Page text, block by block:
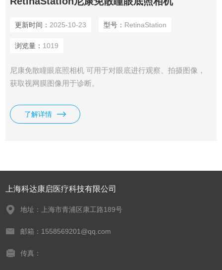
更新时间： 2025-10-23 型号： RetinaStation
浏览量： 1019
尼康免散瞳眼底照相机 可用于对眼底进行观察、拍摄图像，
获取视网膜图像用于诊断。
了解详情
上海科达康启医疗科技有限公司
地址：上海市青浦区康工路189号
邮箱：1558569201@qq.com
传真：